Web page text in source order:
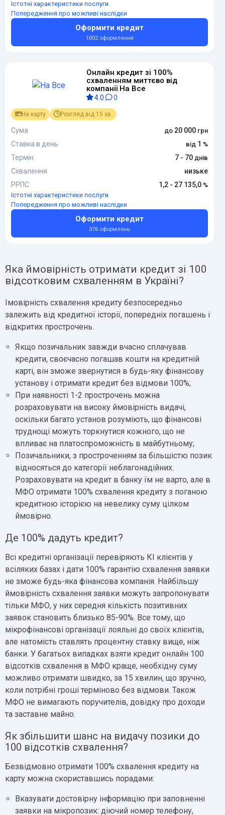
Істотні характеристики послуги
Попередження про можливі наслідки
Оформити кредит
1002 оформлення
Онлайн кредит зі 100%
схваленням миттєво від
компанії На Все
4.0 0
На карту Розгляд від 15 хв.
Сума
20 000
Ставка в день
1
Термін
7 - 70
Схвалення
низьке
РРПС
1,2 - 27 135,0
Істотні характеристики послуги
Попередження про можливі наслідки
Оформити кредит
376 оформлень
Яка ймовірність отримати кредит зі 100
відсотковим схваленням в Україні?
Імовірність схвалення кредиту безпосередньо
залежить від кредитної історії, попередніх погашень і
відкритих прострочень.
Якщо позичальник завжди вчасно сплачував
кредити, своєчасно погашав кошти на кредитній
карті, він зможе звернутися в будь-яку фінансову
установу і отримати кредит без відмови 100%;
При наявності 1-2 прострочень можна
розраховувати на високу ймовірність видачі,
оскільки багато установ розуміють, що фінансові
труднощі можуть торкнутися кожного, що не
впливає на платоспроможність в майбутньому;
Позичальники, з простроченням за більшістю позик
відносяться до категорії неблагонадійних.
Розраховувати на кредит в банку їм не варто, але в
МФО отримати 100% схвалення кредиту з поганою
кредитною історією на невелику суму цілком
ймовірно.
Де 100% дадуть кредит?
Всі кредитні організації перевіряють КІ клієнтів у
всіляких базах і дати 100% гарантію схвалення заявки
не зможе будь-яка фінансова компанія. Найбільшу
ймовірність схвалення заявки можуть запропонувати
тільки МФО, у них середня кількість позитивних
заявок становить близько 85-90%. Все тому, що
мікрофінансові організації лояльні до своїх клієнтів,
але натомість ставлять процентну ставку вище, ніж
банки. У багатьох випадках взяти кредит онлайн 100
відсотків схвалення в МФО краще, необхідну суму
можливо отримати швидко, за 15 хвилин, що зручно,
коли потрібні гроші терміново без відмови. Також
МФО не вимагають поручителів, довідку про доходи
та заставне майно.
Як збільшити шанс на видачу позики до
100 відсотків схвалення?
Безвідмовно отримати 100% схвалення кредиту на
карту можна скориставшись порадами:
Вказувати достовірну інформацію при заповненні
заявки на мікропозик: діючий номер телефону,